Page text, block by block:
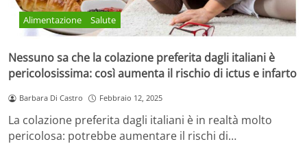
Alimentazione Salute
Nessuno sa che la colazione preferita dagli italiani è
pericolosissima: così aumenta il rischio di ictus e infarto
Barbara Di Castro Febbraio 12, 2025
La colazione preferita dagli italiani è in realtà molto
pericolosa: potrebbe aumentare il rischi di…